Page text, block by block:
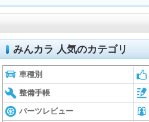
みんカラ 人気のカテゴリ
車種別
整備手帳
パーツレビュー